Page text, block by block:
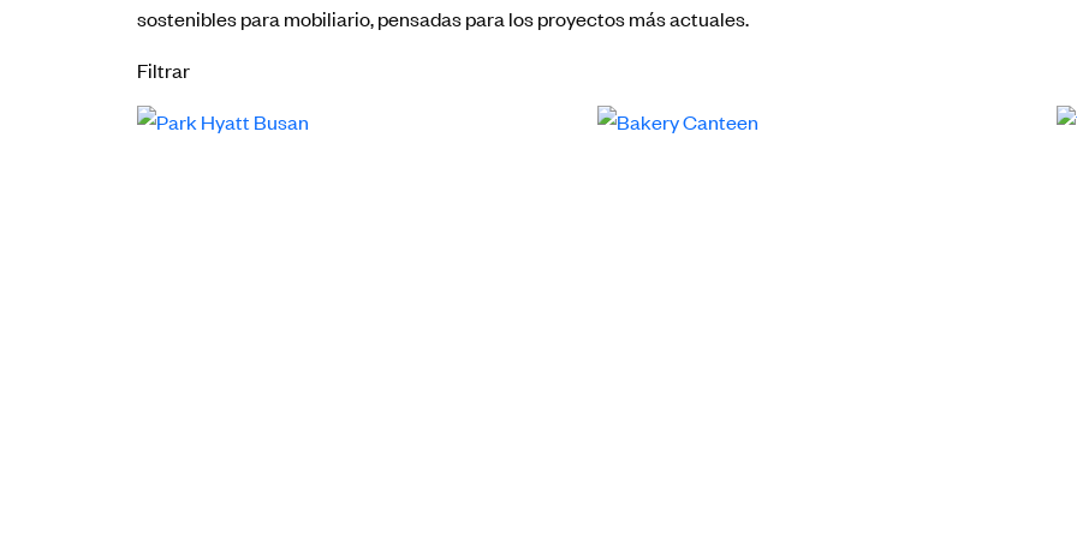
sostenibles para mobiliario, pensadas para los proyectos más actuales.
Filtrar